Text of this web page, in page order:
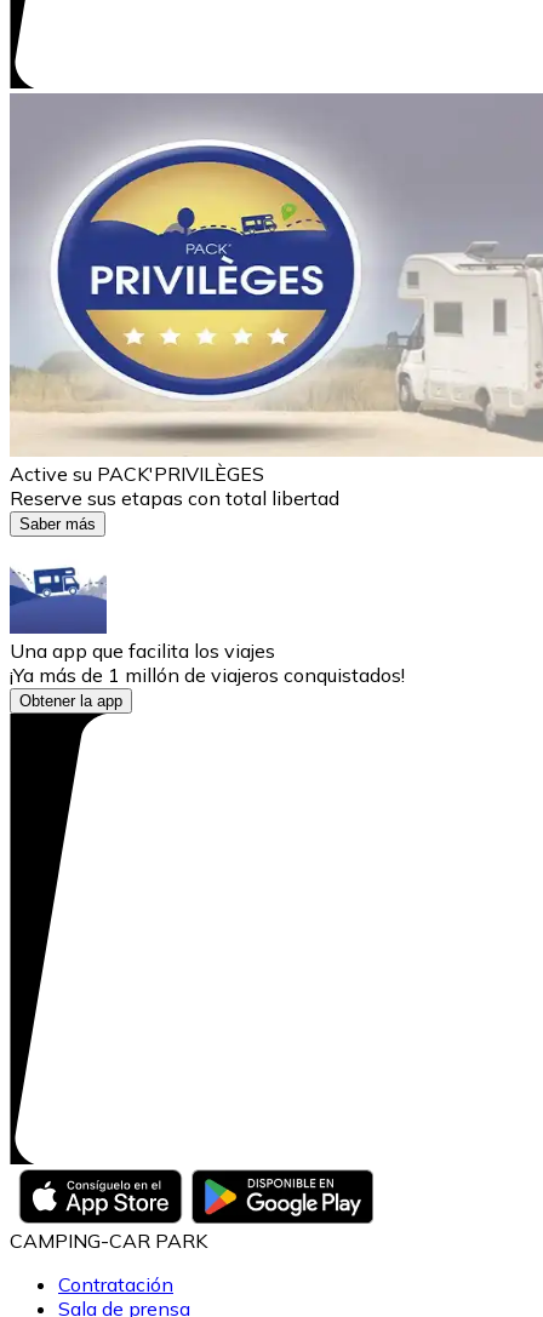
Active su PACK'PRIVILÈGES
Reserve sus etapas con total libertad
Saber más
Una app que facilita los viajes
¡Ya más de 1 millón de viajeros conquistados!
Obtener la app
CAMPING-CAR PARK
Contratación
Sala de prensa